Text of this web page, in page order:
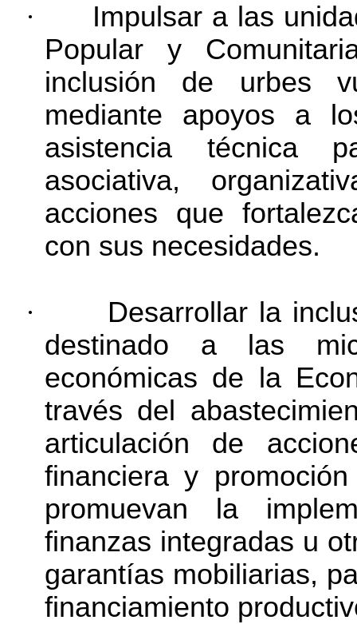
·
Impulsar a las
Popular y
inclusión de urbes
mediante apoyos a
asistencia técnica
asociativa,
acciones que
con sus necesidades.
·
Desarrollar la
destinado a las
económicas de la
través del
articulación de
financiera y promoción
promuevan la
finanzas integradas u
garantías mobiliarias,
financiamiento